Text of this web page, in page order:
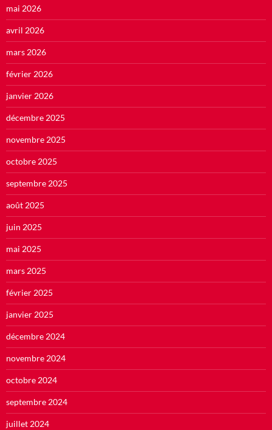
mai 2026
avril 2026
mars 2026
février 2026
janvier 2026
décembre 2025
novembre 2025
octobre 2025
septembre 2025
août 2025
juin 2025
mai 2025
mars 2025
février 2025
janvier 2025
décembre 2024
novembre 2024
octobre 2024
septembre 2024
juillet 2024